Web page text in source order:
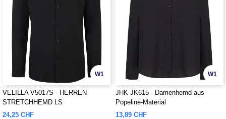
W1
VELILLA V5017S - HERREN
STRETCHHEMD LS
24,25 CHF
W1
JHK JK615 - Damenhemd aus
Popeline-Material
13,89 CHF